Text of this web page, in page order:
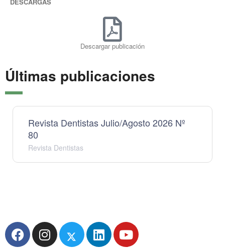
Descargar publicación
Últimas publicaciones
Revista Dentistas Julio/Agosto 2026 Nº
80
Revista Dentistas